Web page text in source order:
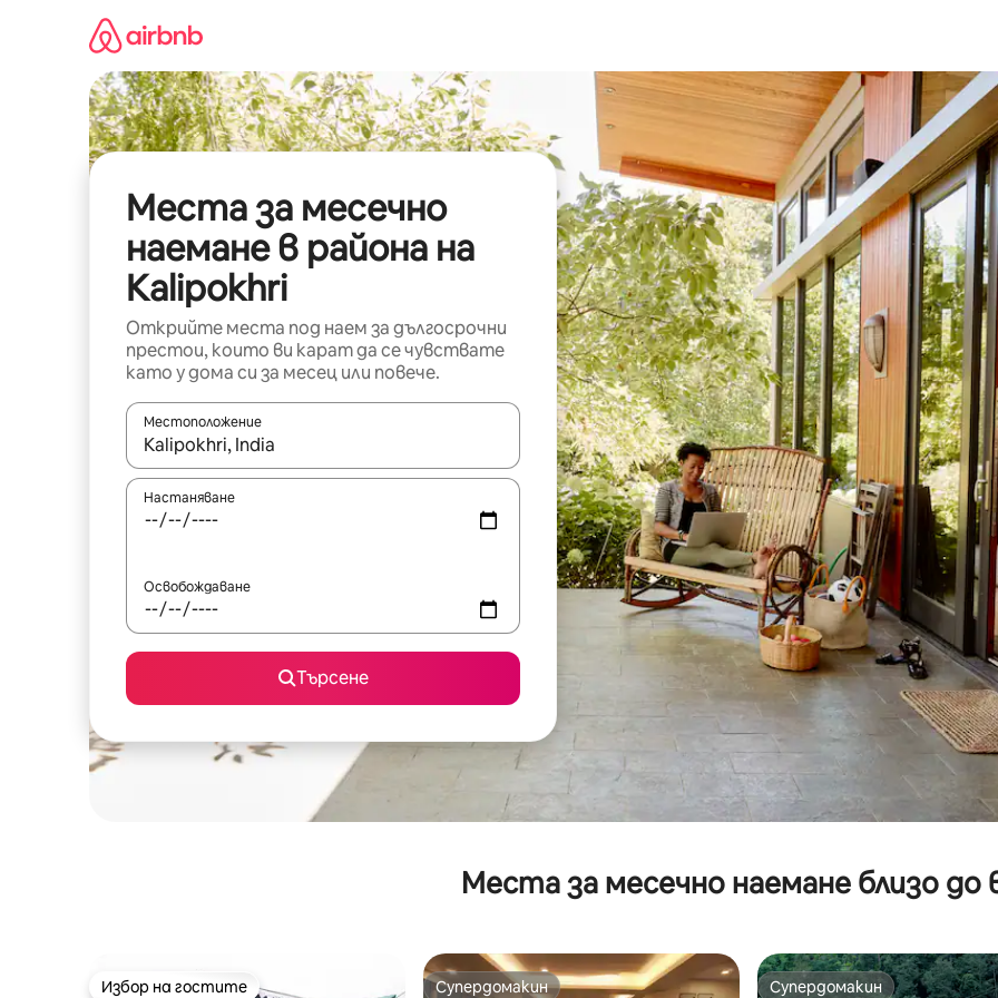
съдържанието
Места за месечно
наемане в района на
Kalipokhri
Открийте места под наем за дългосрочни
престои, които ви карат да се чувствате
като у дома си за месец или повече.
Местоположение
Когато резултатите се покажат, използвайте клавишите със стрелки нагоре и надолу или навигирайте с
Настаняване
Освобождаване
Търсене
Места за месечно наемане близо до
Избор на гостите Супердомакин Супердомакин